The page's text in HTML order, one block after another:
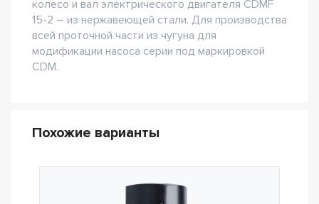
колесо и вал электрического двигателя CDMF
15-2 – из нержавеющей стали. Для производства
всей проточной части из чугуна для
модификации насоса серии под маркировкой
CDM.
Похожие варианты